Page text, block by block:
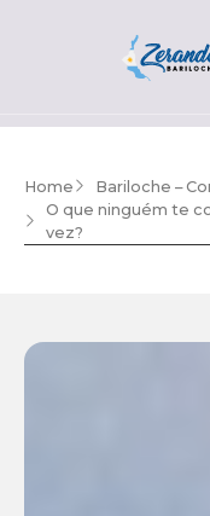
Home
Bariloche –
O que ninguém te
vez?